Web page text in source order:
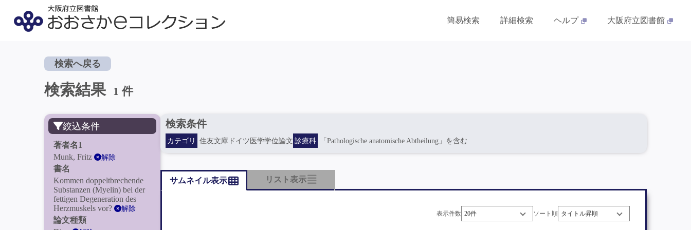
簡易検索 詳細検索 ヘルプ 大阪府立図書館
検索へ戻る
検索結果 1 件
絞込条件
著者名1
Munk, Fritz
解除
書名
Kommen doppeltbrechende
Substanzen (Myelin) bei der
fettigen Degeneration des
Herzmuskels vor?
解除
論文種類
検索条件
カテゴリ 住友文庫ドイツ医学学位論文 診療科 「Pathologische anatomische Abtheilung」を含む
サムネイル表示 リスト表示
表示件数 ソート順